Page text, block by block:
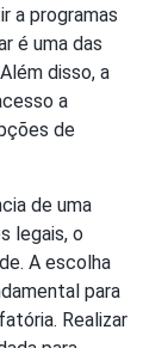
a programas
é uma das
disso, a
a
de
de uma
legais, o
A escolha
para
Realizar